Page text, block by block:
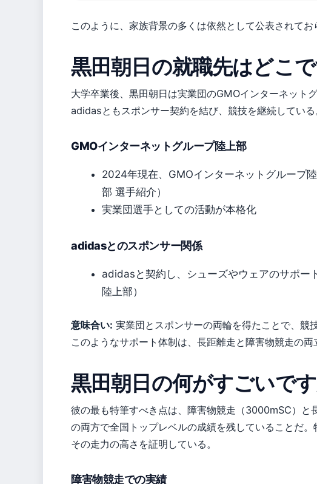
このように、家族背景の多くは依然として公表されてお
黒田朝日の就職先はどこ
大学卒業後、黒田朝日は実業団のGMOインターネット
adidasともスポンサー契約を結び、競技を継続している
GMOインターネットグループ陸上部
2024年現在、GMOインターネットグループ
部 選手紹介）
実業団選手としての活動が本格化
adidasとのスポンサー関係
adidasと契約し、シューズやウェアのサポー
陸上部）
意味合い: 実業団とスポンサーの両輪を得たことで、競
このようなサポート体制は、長距離走と障害物競走の
黒田朝日の何がすごいで
彼の最も特筆すべき点は、障害物競走（3000mSC）と
の両方で全国トップレベルの成績を残していることだ。
その走力の高さを証明している。
障害物競走での実績